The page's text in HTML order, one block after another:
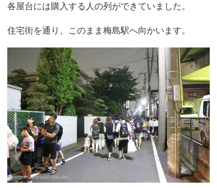
各屋台には購入する人の列ができていました。
住宅街を通り、このまま梅島駅へ向かいます。